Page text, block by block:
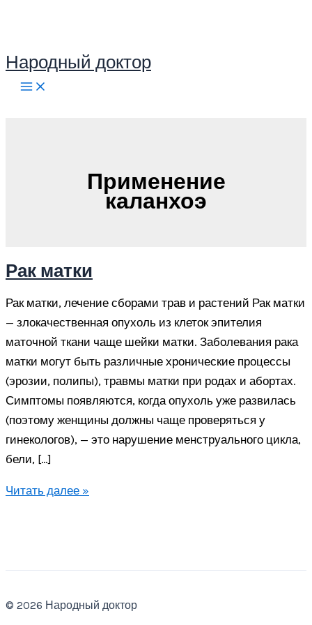
содержимому
Народный доктор
Применение
каланхоэ
Рак матки
Рак матки, лечение сборами трав и растений Рак матки
— злокачественная опухоль из клеток эпителия
маточной ткани чаще шейки матки. Заболевания рака
матки могут быть различные хронические процессы
(эрозии, полипы), травмы матки при родах и абортах.
Симптомы появляются, когда опухоль уже развилась
(поэтому женщины должны чаще проверяться у
гинекологов), — это нарушение менструального цикла,
бели, […]
Рак
Читать далее »
© 2026 Народный доктор